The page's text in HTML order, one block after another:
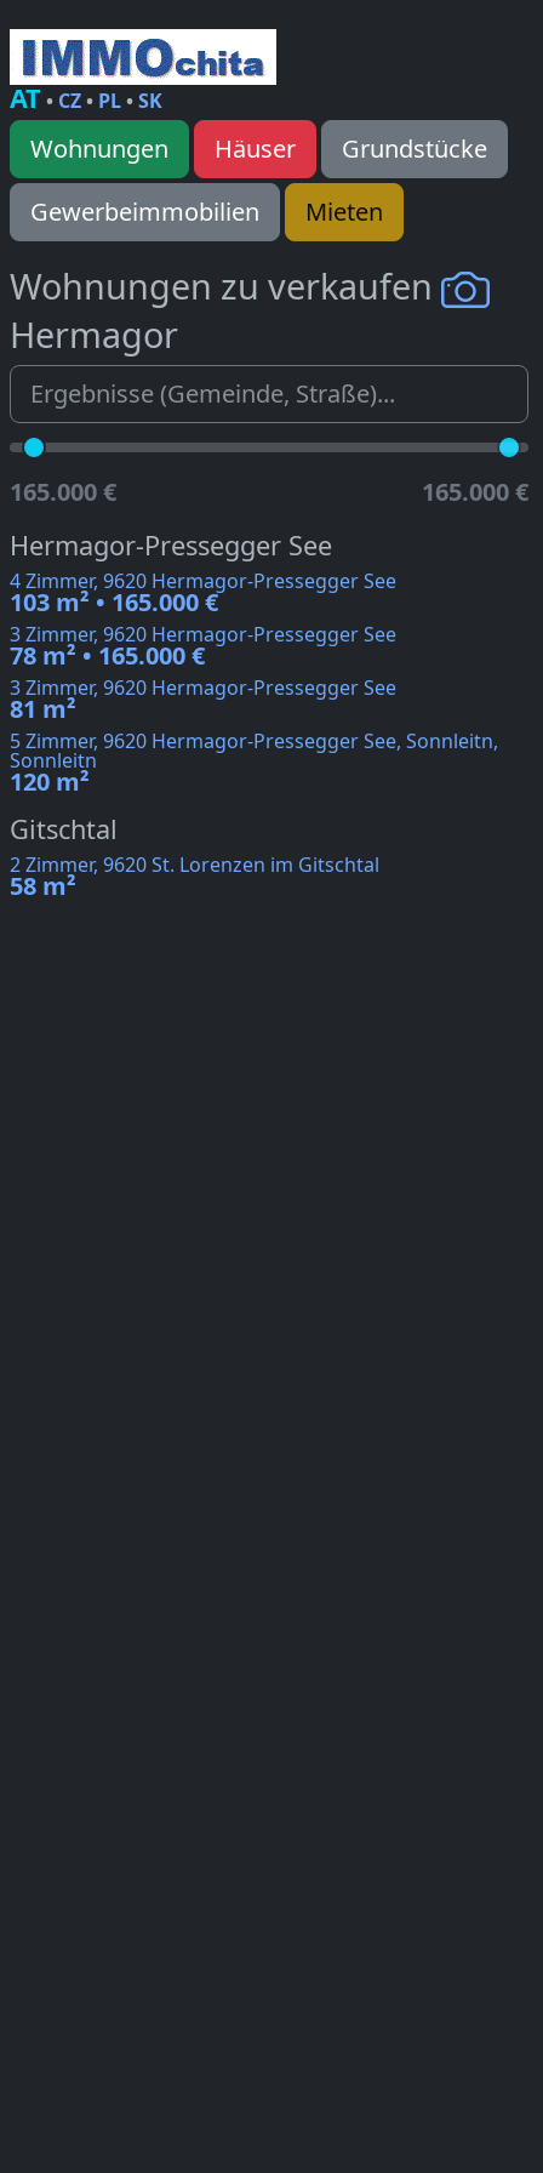
AT• CZ• PL•SK
Wohnungen Häuser
Grundstücke
Gewerbeimmobilien
Mieten
Wohnungen zu verkaufen
Hermagor
165.000 € 165.000 €
Hermagor-Pressegger See
4 Zimmer, 9620 Hermagor-Pressegger See
103 m² • 165.000 €
3 Zimmer, 9620 Hermagor-Pressegger See
78 m² • 165.000 €
3 Zimmer, 9620 Hermagor-Pressegger See
81 m²
5 Zimmer, 9620 Hermagor-Pressegger See, Sonnleitn,
Sonnleitn
120 m²
Gitschtal
2 Zimmer, 9620 St. Lorenzen im Gitschtal
58 m²